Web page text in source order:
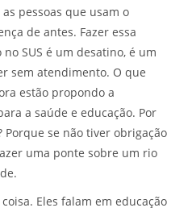
pessoas que usam o
de antes. Fazer essa
SUS é um desatino, é um
sem atendimento. O que
estão propondo a
a saúde e educação. Por
se não tiver obrigação
uma ponte sobre um rio
Eles falam em educação